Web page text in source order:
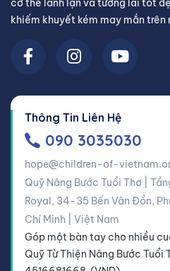
cơ thể lành lặn và tương lai tốt
khiếm khuyết kém may mắn
Thông Tin Liên Hệ
090 3035030
hope@children-of-
Quỹ Nâng Bước Tuổi Thơ |
Royal, 34-35 Bến Vân Đồn,
Chí Minh | Việt Nam
Góp một bàn tay cho nhiều
Quỹ Từ Thiện Nâng Bước Tuổi